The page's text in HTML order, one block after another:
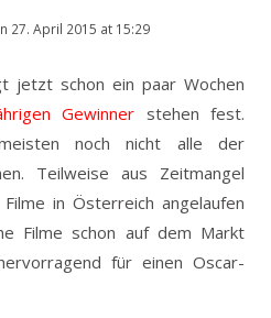
27. April 2015 at 15:29
jetzt schon ein paar Wochen
Gewinner stehen fest.
noch nicht alle der
Teilweise aus Zeitmangel
in Österreich angelaufen
Filme schon auf dem Markt
für einen Oscar-